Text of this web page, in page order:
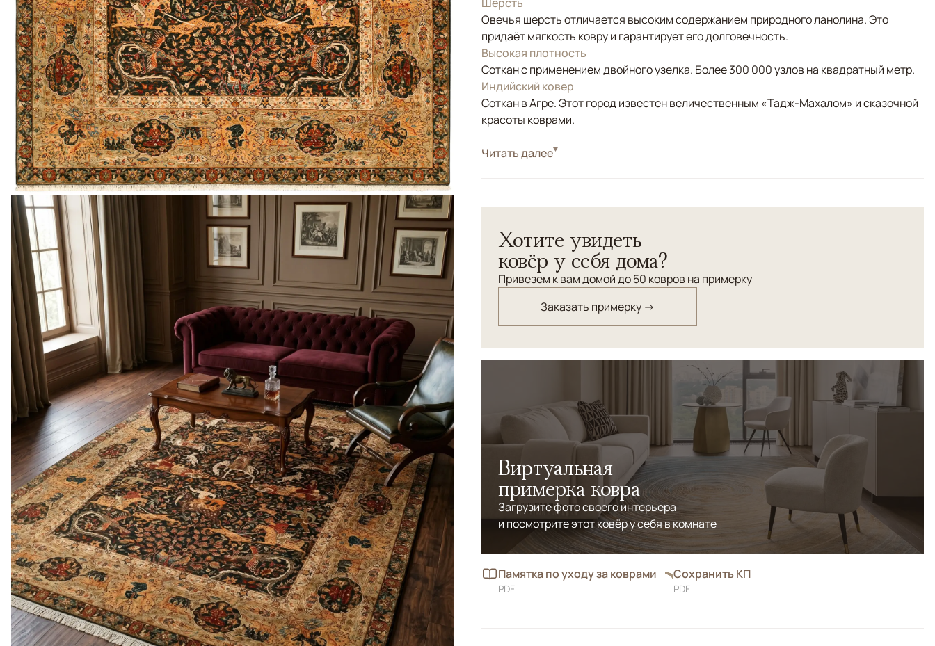
Овечья шерсть отличается высоким содержанием природного ланолина. Это
придаёт мягкость ковру и гарантирует его долговечность.
Высокая плотность
Соткан с применением двойного узелка. Более 300 000 узлов на квадратный метр.
Индийский ковер
Соткан в Агре. Этот город известен величественным «Тадж-Махалом» и сказочной
красоты коврами.
СтильКлассические
плотности представляет собой истинное произведение искусства. Центральное
поле украшено изысканными охотничьими сценами с всадниками, животными и
мифологическими существами, выполненными в традициях персидского
ковроткачества. Богатая цветовая палитра с преобладанием благородных
оттенков золота, терракоты и темно-синего создает атмосферу царственной
центральным элементом интерьера и подчеркнет утонченный вкус
владельца.RetryClaude can make mistakes. Please double-check responses.
Читать далее
Хотите увидеть
ковёр у себя дома?
Привезем к вам домой до 50 ковров на примерку
Заказать примерку →
Виртуальная
примерка ковра
Загрузите фото своего интерьера
и посмотрите этот ковёр у себя в комнате
Памятка по уходу за коврами
PDF
Сохранить КП
PDF